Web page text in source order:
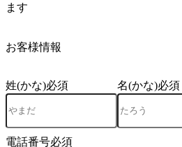
ます
お客様情報
姓(かな)必須 名(かな)必須
電話番号必須